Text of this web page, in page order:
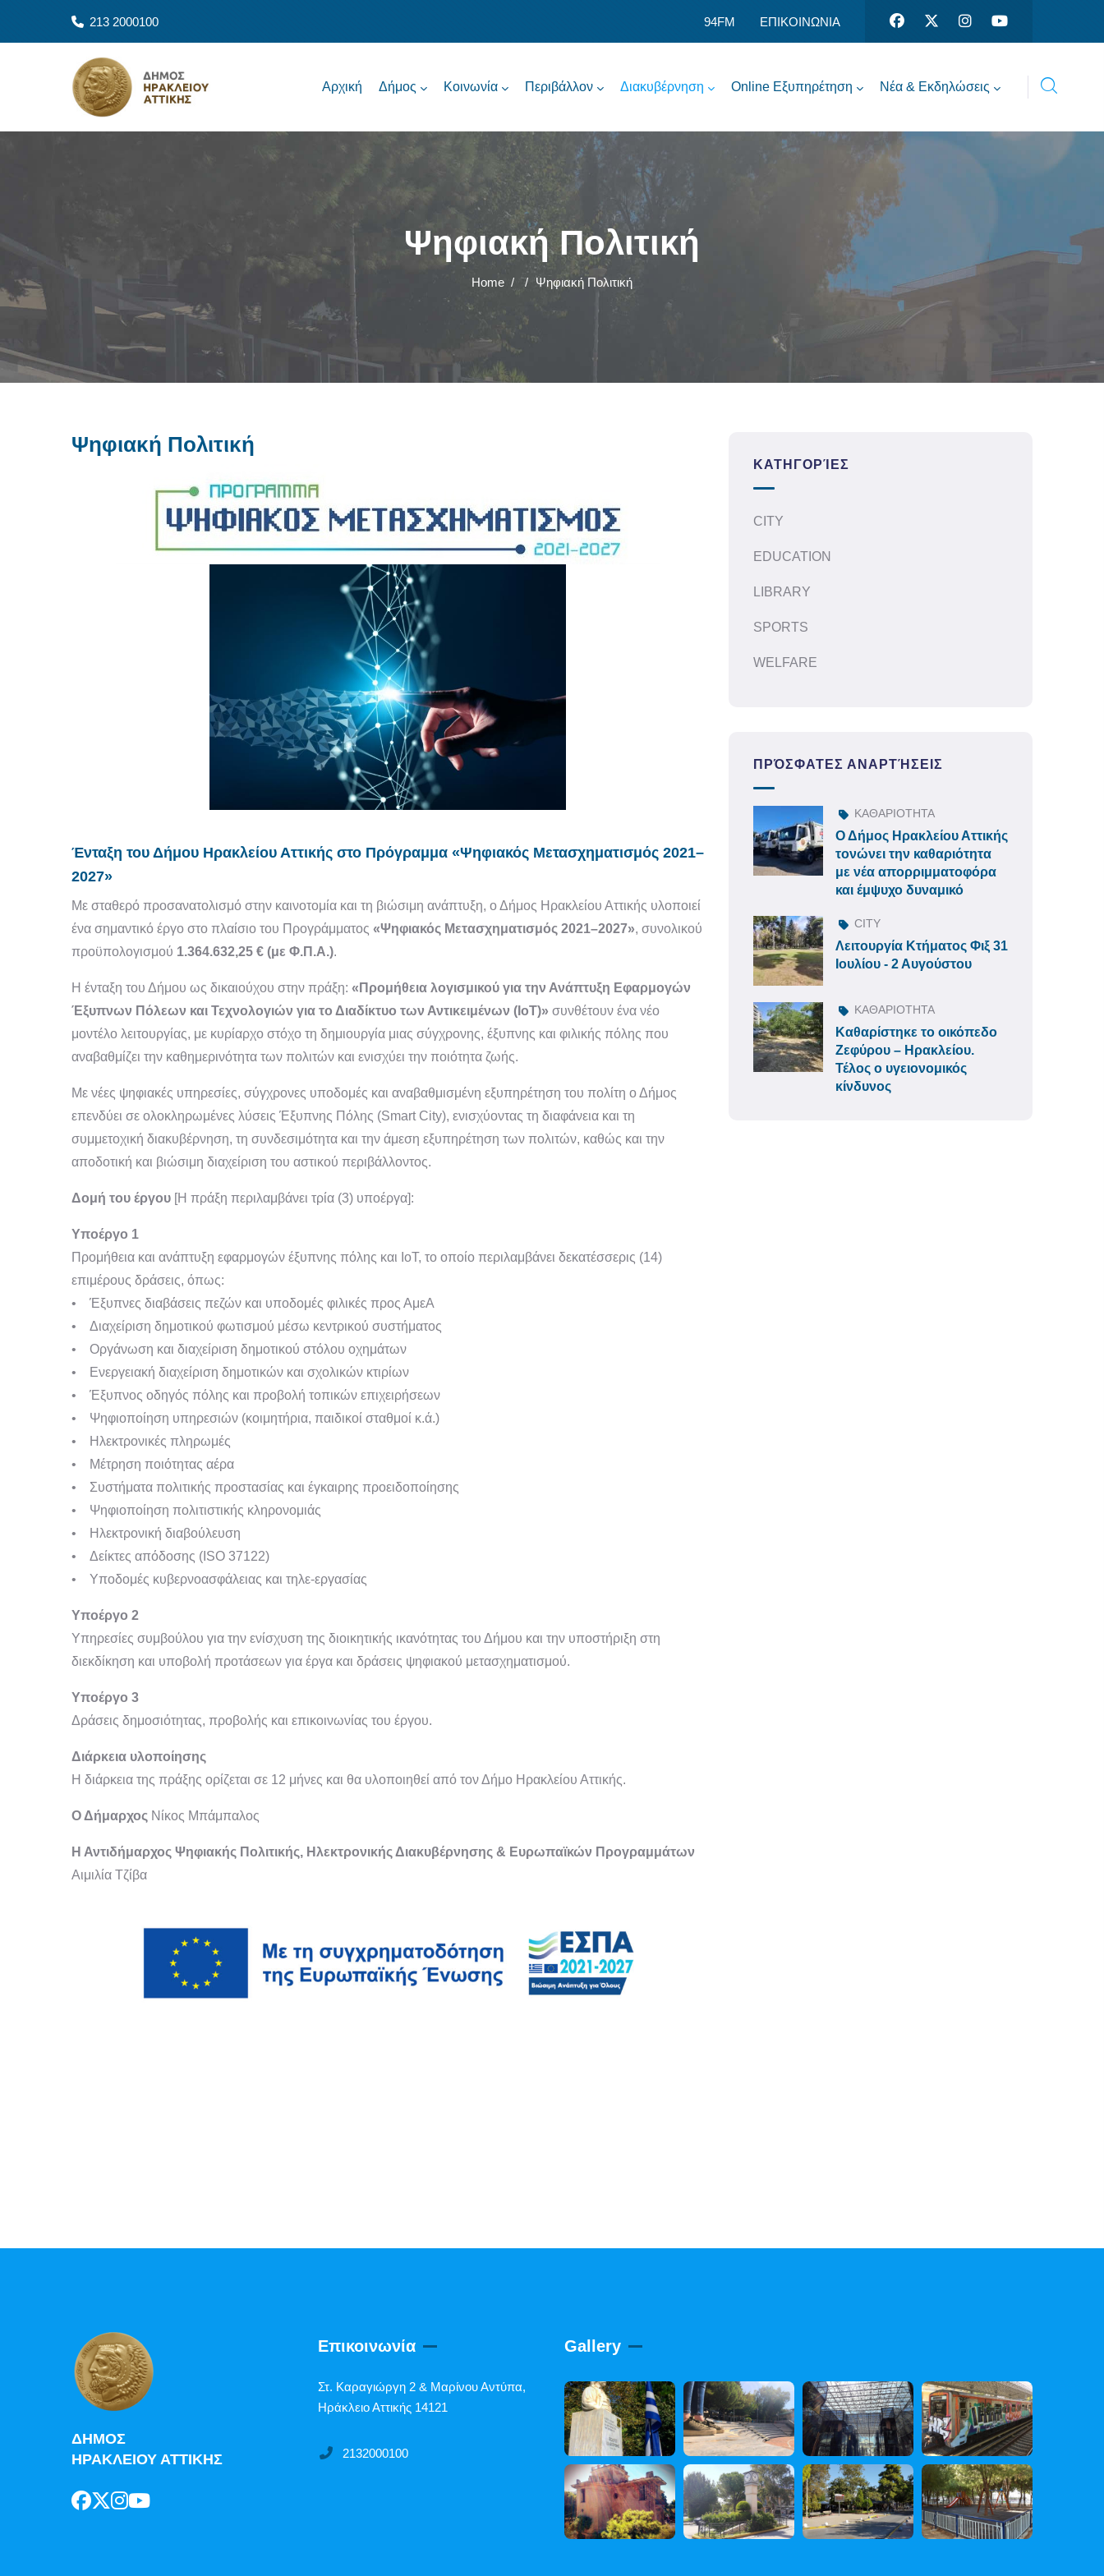
213 2000100 94FM ΕΠΙΚΟΙΝΩΝΙΑ
Αρχική Δήμος Κοινωνία Περιβάλλον Διακυβέρνηση Online Εξυπηρέτηση Νέα & Εκδηλώσεις
Ψηφιακή Πολιτική
Home / / Ψηφιακή Πολιτική
Ψηφιακή Πολιτική
Ένταξη του Δήμου Ηρακλείου Αττικής στο Πρόγραμμα «Ψηφιακός Μετασχηματισμός 2021–
2027»
Με σταθερό προσανατολισμό στην καινοτομία και τη βιώσιμη ανάπτυξη, ο Δήμος Ηρακλείου Αττικής υλοποιεί
ένα σημαντικό έργο στο πλαίσιο του Προγράμματος «Ψηφιακός Μετασχηματισμός 2021–2027», συνολικού
προϋπολογισμού 1.364.632,25 € (με Φ.Π.Α.).
Η ένταξη του Δήμου ως δικαιούχου στην πράξη: «Προμήθεια λογισμικού για την Ανάπτυξη Εφαρμογών
Έξυπνων Πόλεων και Τεχνολογιών για το Διαδίκτυο των Αντικειμένων (IoT)» συνθέτουν ένα νέο
μοντέλο λειτουργίας, με κυρίαρχο στόχο τη δημιουργία μιας σύγχρονης, έξυπνης και φιλικής πόλης που
αναβαθμίζει την καθημερινότητα των πολιτών και ενισχύει την ποιότητα ζωής.
Με νέες ψηφιακές υπηρεσίες, σύγχρονες υποδομές και αναβαθμισμένη εξυπηρέτηση του πολίτη ο Δήμος
επενδύει σε ολοκληρωμένες λύσεις Έξυπνης Πόλης (Smart City), ενισχύοντας τη διαφάνεια και τη
συμμετοχική διακυβέρνηση, τη συνδεσιμότητα και την άμεση εξυπηρέτηση των πολιτών, καθώς και την
αποδοτική και βιώσιμη διαχείριση του αστικού περιβάλλοντος.
Δομή του έργου [Η πράξη περιλαμβάνει τρία (3) υποέργα]:
Υποέργο 1
Προμήθεια και ανάπτυξη εφαρμογών έξυπνης πόλης και IoT, το οποίο περιλαμβάνει δεκατέσσερις (14)
επιμέρους δράσεις, όπως:
• Έξυπνες διαβάσεις πεζών και υποδομές φιλικές προς ΑμεΑ
• Διαχείριση δημοτικού φωτισμού μέσω κεντρικού συστήματος
• Οργάνωση και διαχείριση δημοτικού στόλου οχημάτων
• Ενεργειακή διαχείριση δημοτικών και σχολικών κτιρίων
• Έξυπνος οδηγός πόλης και προβολή τοπικών επιχειρήσεων
• Ψηφιοποίηση υπηρεσιών (κοιμητήρια, παιδικοί σταθμοί κ.ά.)
• Ηλεκτρονικές πληρωμές
• Μέτρηση ποιότητας αέρα
• Συστήματα πολιτικής προστασίας και έγκαιρης προειδοποίησης
• Ψηφιοποίηση πολιτιστικής κληρονομιάς
• Ηλεκτρονική διαβούλευση
• Δείκτες απόδοσης (ISO 37122)
• Υποδομές κυβερνοασφάλειας και τηλε-εργασίας
Υποέργο 2
Υπηρεσίες συμβούλου για την ενίσχυση της διοικητικής ικανότητας του Δήμου και την υποστήριξη στη
διεκδίκηση και υποβολή προτάσεων για έργα και δράσεις ψηφιακού μετασχηματισμού.
Υποέργο 3
Δράσεις δημοσιότητας, προβολής και επικοινωνίας του έργου.
Διάρκεια υλοποίησης
Η διάρκεια της πράξης ορίζεται σε 12 μήνες και θα υλοποιηθεί από τον Δήμο Ηρακλείου Αττικής.
Ο Δήμαρχος Νίκος Μπάμπαλος
Η Αντιδήμαρχος Ψηφιακής Πολιτικής, Ηλεκτρονικής Διακυβέρνησης & Ευρωπαϊκών Προγραμμάτων
Αιμιλία Τζίβα
ΚΑΤΗΓΟΡΊΕΣ
CITY
EDUCATION
LIBRARY
SPORTS
WELFARE
ΠΡΌΣΦΑΤΕΣ ΑΝΑΡΤΉΣΕΙΣ
ΚΑΘΑΡΙΟΤΗΤΑ
Ο Δήμος Ηρακλείου Αττικής
τονώνει την καθαριότητα
με νέα απορριμματοφόρα
και έμψυχο δυναμικό
CITY
Λειτουργία Κτήματος Φιξ 31
Ιουλίου - 2 Αυγούστου
ΚΑΘΑΡΙΟΤΗΤΑ
Καθαρίστηκε το οικόπεδο
Ζεφύρου – Ηρακλείου.
Τέλος ο υγειονομικός
κίνδυνος
ΔΗΜΟΣ
ΗΡΑΚΛΕΙΟΥ ΑΤΤΙΚΗΣ
Επικοινωνία
Στ. Καραγιώργη 2 & Μαρίνου Αντύπα,
Ηράκλειο Αττικής 14121
2132000100
Gallery